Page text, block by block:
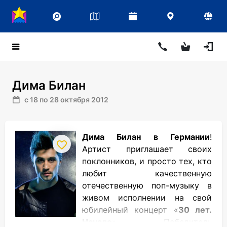
Дима Билан
с 18 по 28 октября 2012
Дима Билан в Германии!
Артист приглашает своих
поклонников, и просто тех, кто
любит качественную
отечественную поп-музыку в
живом исполнении на свой
юбилейный концерт «30 лет.
». Победитель